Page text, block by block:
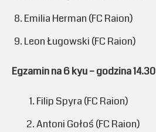
Emilia Herman (FC Raion)
Leon Ługowski (FC Raion)
Egzamin na 6 kyu – godzina 14.30
Filip Spyra (FC Raion)
Antoni Gołoś (FC Raion)